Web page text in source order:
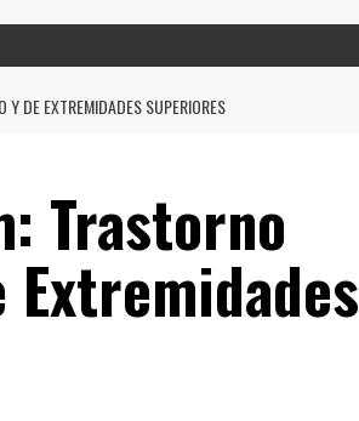
DE EXTREMIDADES SUPERIORES
Trastorno